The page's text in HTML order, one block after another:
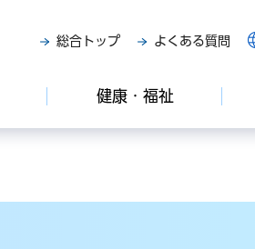
総合トップ よくある質問
健康・福祉